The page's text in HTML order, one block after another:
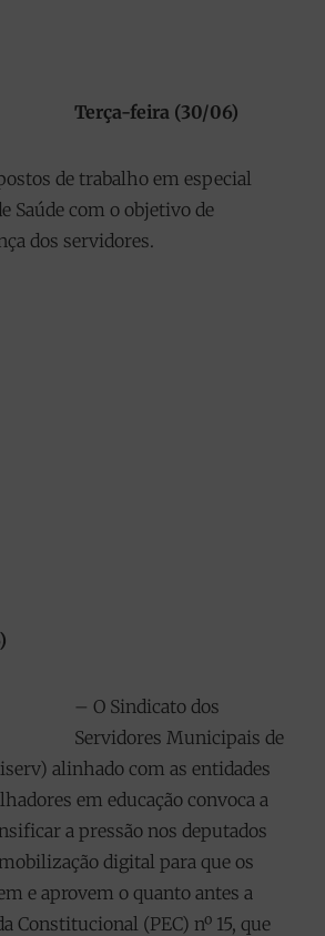
Terça-feira (30/06)
de trabalho em especial
Saúde com o objetivo de
dos servidores.
– O Sindicato dos
Servidores Municipais de
alinhado com as entidades
em educação convoca a
a pressão nos deputados
digital para que os
e aprovem o quanto antes a
Constitucional (PEC) nº 15, que